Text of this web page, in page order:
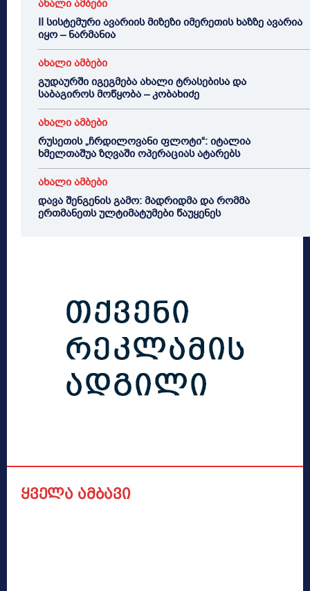
ახალი ამბები
II სისტემური ავარიის მიზეზი იმერეთის ხაზზე ავარია
იყო – ნარმანია
ახალი ამბები
გუდაურში იგეგმება ახალი ტრასებისა და
საბაგიროს მოწყობა – კობახიძე
ახალი ამბები
რუსეთის „ჩრდილოვანი ფლოტი“: იტალია
ხმელთაშუა ზღვაში ოპერაციას ატარებს
ახალი ამბები
დავა შენგენის გამო: მადრიდმა და რომმა
ერთმანეთს ულტიმატუმები წაუყენეს
ყველა ამბავი